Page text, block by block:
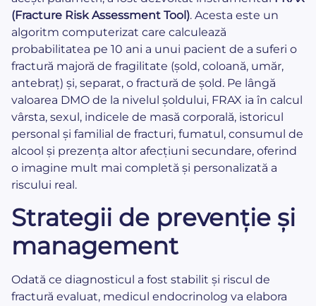
(Fracture Risk Assessment Tool). Acesta este un
algoritm computerizat care calculează
probabilitatea pe 10 ani a unui pacient de a suferi o
fractură majoră de fragilitate (șold, coloană, umăr,
antebraț) și, separat, o fractură de șold. Pe lângă
valoarea DMO de la nivelul șoldului, FRAX ia în calcul
vârsta, sexul, indicele de masă corporală, istoricul
personal și familial de fracturi, fumatul, consumul de
alcool și prezența altor afecțiuni secundare, oferind
o imagine mult mai completă și personalizată a
riscului real.
Strategii de prevenție și
management
Odată ce diagnosticul a fost stabilit și riscul de
fractură evaluat, medicul endocrinolog va elabora